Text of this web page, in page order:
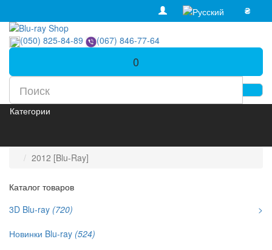
₴
(050) 825-84-89 (067) 846-77-64
0
Категории
2012 [Blu-Ray]
Каталог товаров
3D Blu-ray (720)
>
Новинки Blu-ray (524)